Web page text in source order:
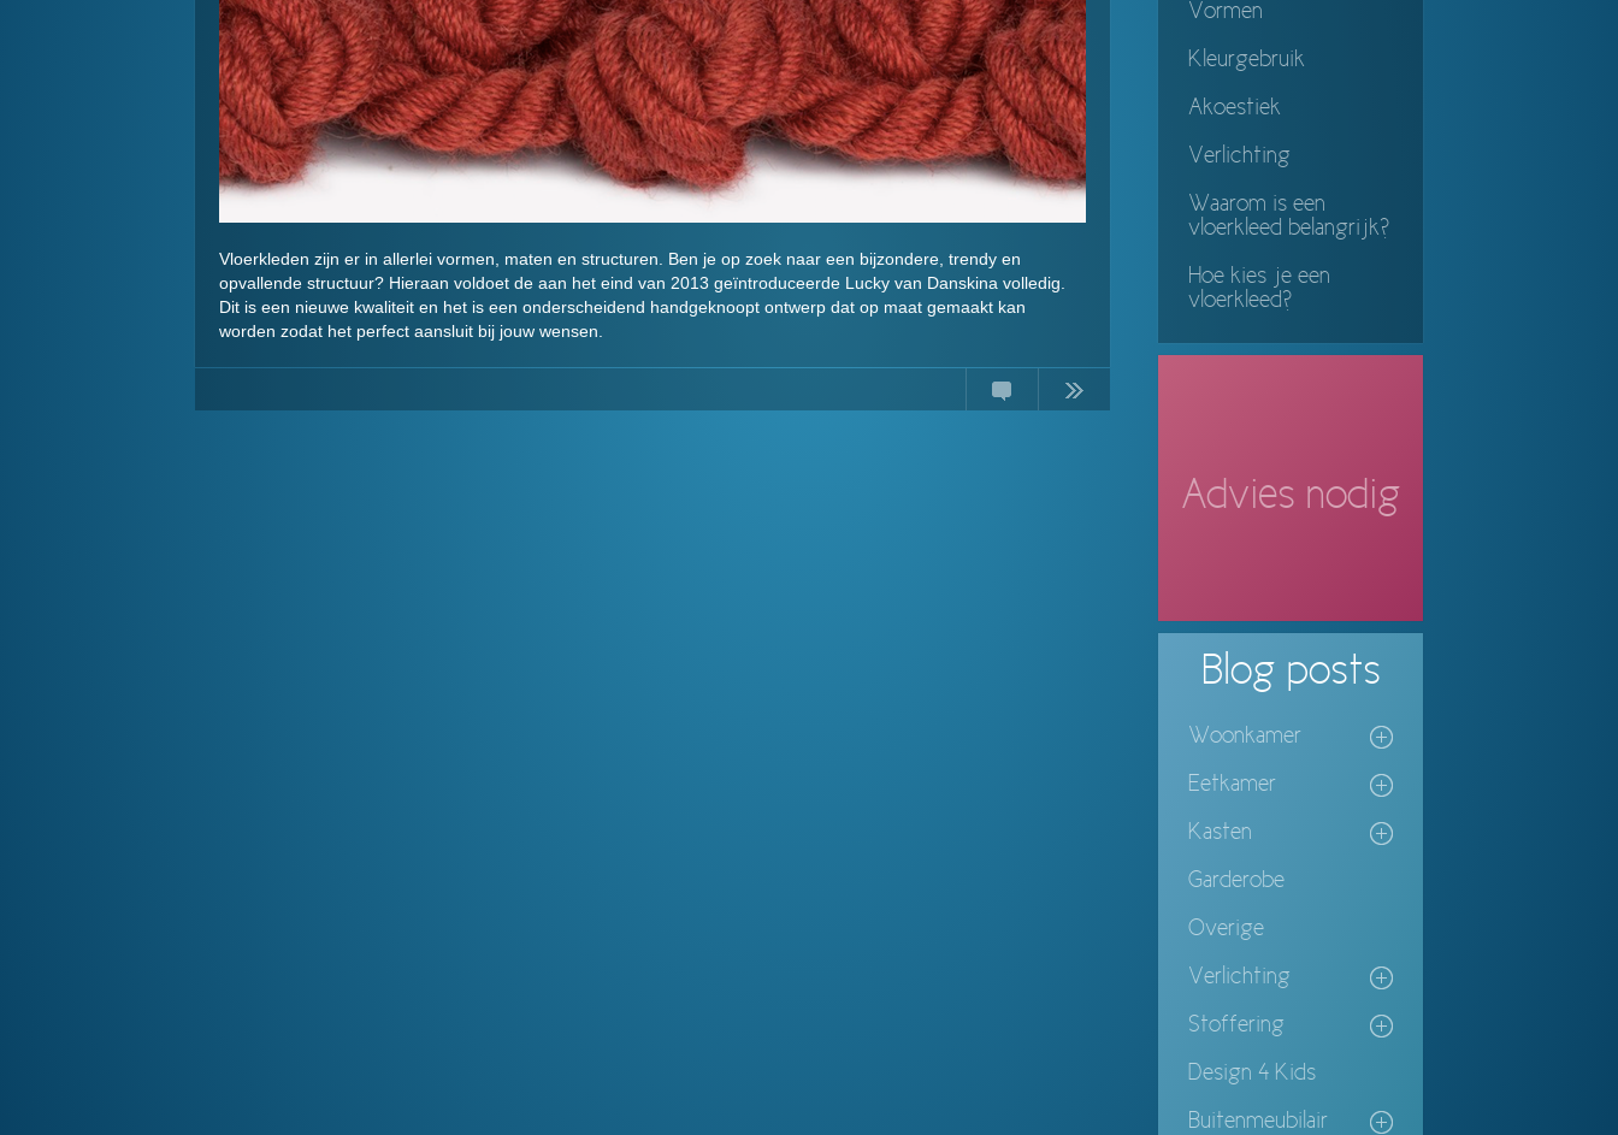
Vloerkleden zijn er in allerlei vormen, maten en structuren. Ben je op zoek naar een bijzondere, trendy en
opvallende structuur? Hieraan voldoet de aan het eind van 2013 geïntroduceerde Lucky van Danskina volledig.
Dit is een nieuwe kwaliteit en het is een onderscheidend handgeknoopt ontwerp dat op maat gemaakt kan
worden zodat het perfect aansluit bij jouw wensen.
Vormen
Kleurgebruik
Akoestiek
Verlichting
Waarom is een
vloerkleed belangrijk?
Hoe kies je een
vloerkleed?
Advies nodig
Blog posts
Woonkamer
Eetkamer
Kasten
Garderobe
Overige
Verlichting
Stoffering
Design 4 Kids
Buitenmeubilair